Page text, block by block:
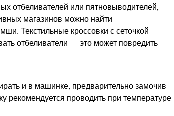
отбеливателей или пятновыводителей,
магазинов можно найти
Текстильные кроссовки с сеточкой
отбеливатели — это может повредить
и в машинке, предварительно замочив
проводить при температуре